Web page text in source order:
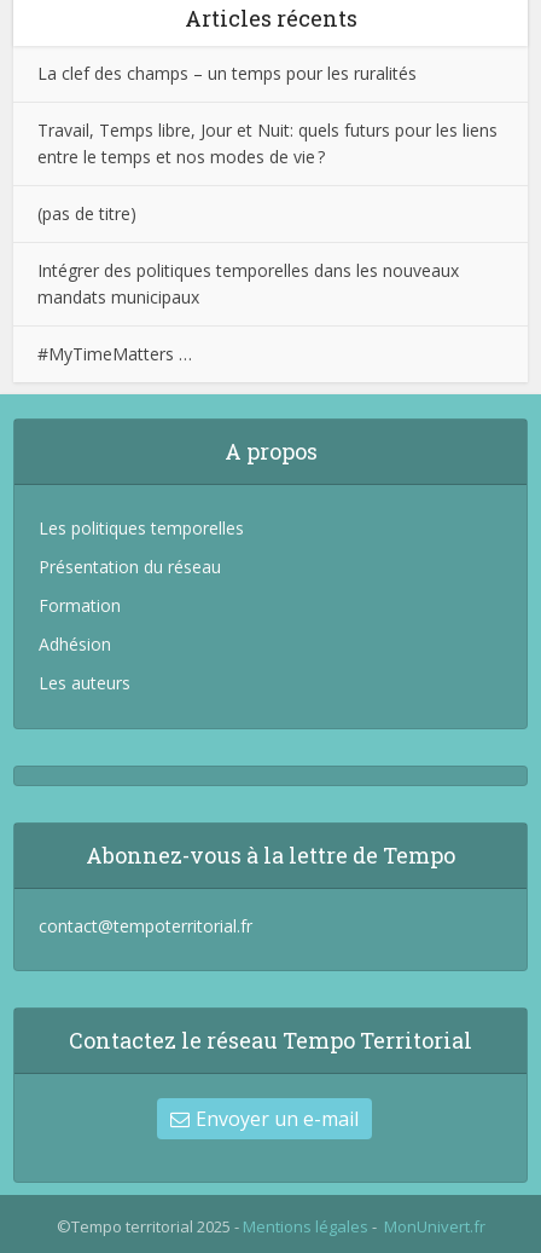
Articles récents
La clef des champs – un temps pour les ruralités
Travail, Temps libre, Jour et Nuit: quels futurs pour les liens
entre le temps et nos modes de vie ?
(pas de titre)
Intégrer des politiques temporelles dans les nouveaux
mandats municipaux
#MyTimeMatters …
A propos
Les politiques temporelles
Présentation du réseau
Formation
Adhésion
Les auteurs
Abonnez-vous à la lettre de Tempo
contact@tempoterritorial.fr
Contactez le réseau Tempo Territorial
Envoyer un e-mail
©Tempo territorial 2025 - Mentions légales - MonUnivert.fr